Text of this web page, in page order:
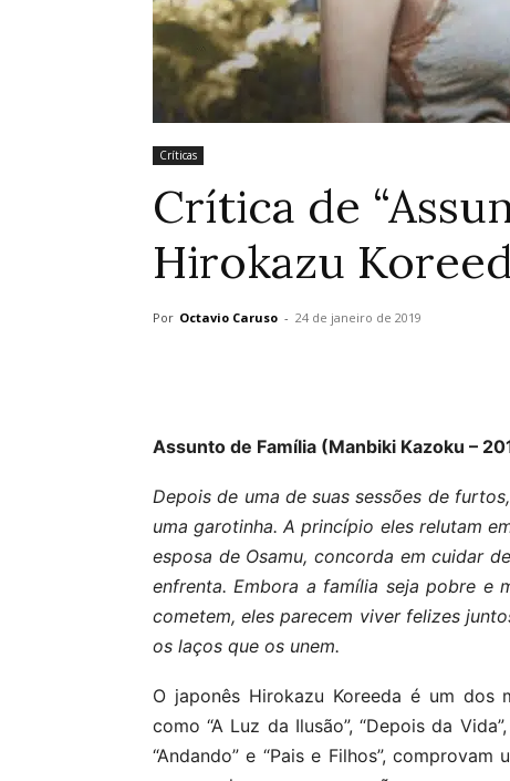
Críticas
Crítica de
Hirokazu
Por Octavio Caruso - 24 de janeiro de 2019
Assunto de Família (Manbiki Kazoku –
Depois de uma de suas sessões de
uma garotinha. A princípio eles relutam
esposa de Osamu, concorda em cuidar
enfrenta. Embora a família seja pobre e
cometem, eles parecem viver felizes
os laços que os unem.
O japonês Hirokazu Koreeda é um dos
como “A Luz da Ilusão”, “Depois da
“Andando” e “Pais e Filhos”,